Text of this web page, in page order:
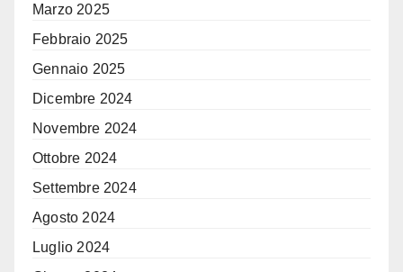
Marzo 2025
Febbraio 2025
Gennaio 2025
Dicembre 2024
Novembre 2024
Ottobre 2024
Settembre 2024
Agosto 2024
Luglio 2024